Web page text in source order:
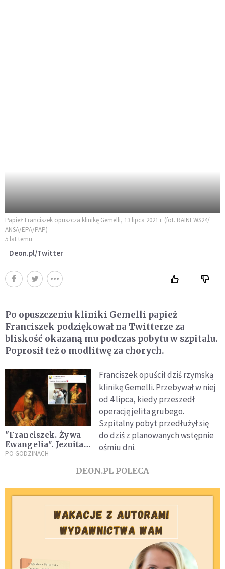
Papież Franciszek opuszcza klinikę Gemelli, 13 lipca 2021 r. (fot. RAINEWS24/
ANSA/EPA/PAP)
5 lat temu
Deon.pl/Twitter
Po opuszczeniu kliniki Gemelli papież
Franciszek podziękował na Twitterze za
bliskość okazaną mu podczas pobytu w szpitalu.
Poprosił też o modlitwę za chorych.
"Franciszek. Żywa
Ewangelia". Jezuita
zamieścił w sieci
PO GODZINACH
Franciszek opuścił dziś rzymską
klinikę Gemelli. Przebywał w niej
od 4 lipca, kiedy przeszedł
operację jelita grubego.
Szpitalny pobyt przedłużył się
do dziś z planowanych wstępnie
ośmiu dni.
DEON.PL POLECA